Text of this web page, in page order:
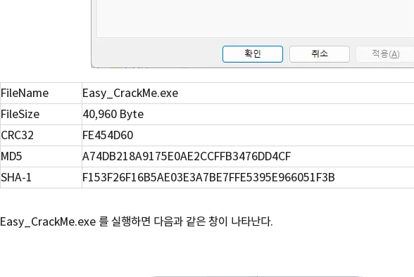
FileName
Easy_CrackMe.exe
FileSize
40,960 Byte
CRC32
FE454D60
MD5
A74DB218A9175E0AE2CCFFB3476DD4CF
SHA-1
F153F26F16B5AE03E3A7BE7FFE5395E966051F3B
Easy_CrackMe.exe 를 실행하면 다음과 같은 창이 나타난다.